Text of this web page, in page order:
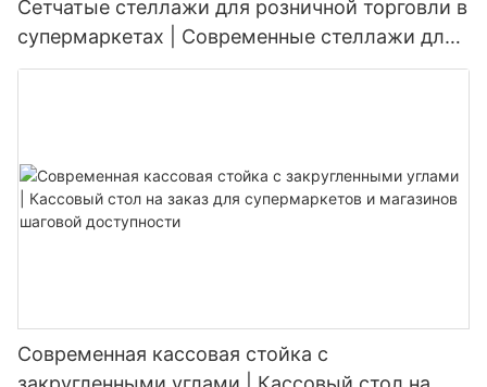
Сетчатые стеллажи для розничной торговли в
супермаркетах | Современные стеллажи для
продуктовых магазинов
Современная кассовая стойка с